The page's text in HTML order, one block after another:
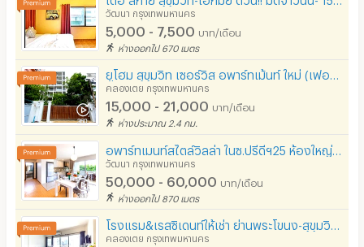
- โรงพยาบาลบำรุงราษฎร์ 5.9 km
- ถนนเอกมัย
- ถนนทองหล่อ
- ถนนสุขุมวิท
- ถนนเพชรบุรี
- ถนนพระราม4
- ทางพิเศษศรีรัช
- ทางพิเศษเฉลิมมหานคร
วัฒนา กรุงเทพมหานคร
5,000 - 7,500 บาท/เดือน
ห่างออกไป 670 เมตร
คลองเตย กรุงเทพมหานคร
15,000 - 21,000 บาท/เดือน
ห่างประมาณ 2.4 กม.
วัฒนา กรุงเทพมหานคร
50,000 - 60,000 บาท/เดือน
ห่างออกไป 870 เมตร
คลองเตย กรุงเทพมหานคร